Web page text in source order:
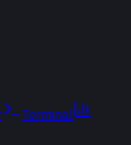
Terminal